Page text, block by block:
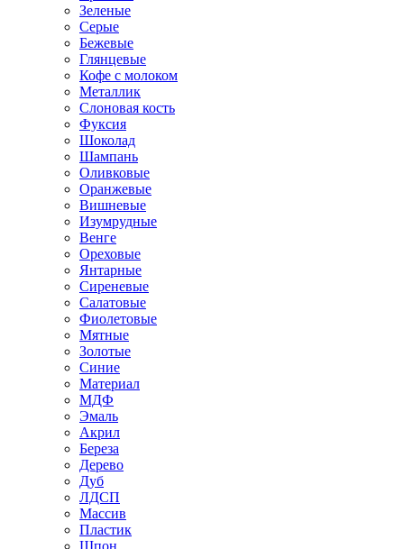
Зеленые
Серые
Бежевые
Глянцевые
Кофе с молоком
Металлик
Слоновая кость
Фуксия
Шоколад
Шампань
Оливковые
Оранжевые
Вишневые
Изумрудные
Венге
Ореховые
Янтарные
Сиреневые
Салатовые
Фиолетовые
Мятные
Золотые
Синие
Материал
МДФ
Эмаль
Акрил
Береза
Дерево
Дуб
ЛДСП
Массив
Пластик
Шпон